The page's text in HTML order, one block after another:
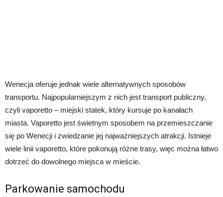
Wenecja oferuje jednak wiele alternatywnych sposobów
transportu. Najpopularniejszym z nich jest transport publiczny,
czyli vaporetto – miejski statek, który kursuje po kanałach
miasta. Vaporetto jest świetnym sposobem na przemieszczanie
się po Wenecji i zwiedzanie jej najważniejszych atrakcji. Istnieje
wiele linii vaporetto, które pokonują różne trasy, więc można łatwo
dotrzeć do dowolnego miejsca w mieście.
Parkowanie samochodu